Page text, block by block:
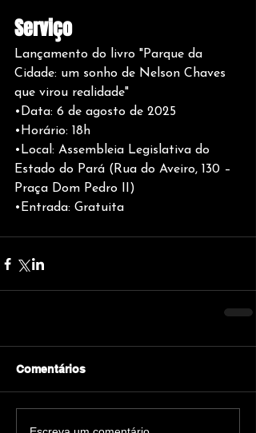
Serviço
Lançamento do livro "Parque da
Cidade: um sonho de Nelson Chaves
que virou realidade"
•Data: 6 de agosto de 2025
•Horário: 18h
•Local: Assembleia Legislativa do
Estado do Pará (Rua do Aveiro, 130 –
Praça Dom Pedro II)
•Entrada: Gratuita
Comentários